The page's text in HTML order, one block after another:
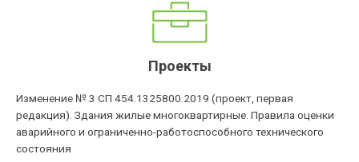
Проекты
Изменение № 3 СП 454.1325800.2019 (проект, первая
редакция). Здания жилые многоквартирные. Правила оценки
аварийного и ограниченно-работоспособного технического
состояния